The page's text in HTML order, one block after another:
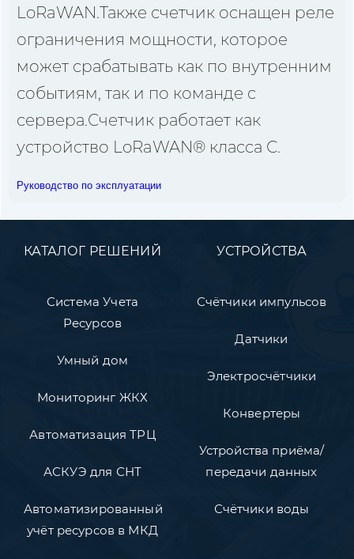
LoRaWAN.Также счетчик оснащен реле
ограничения мощности, которое
может срабатывать как по внутренним
событиям, так и по команде с
сервера.Счетчик работает как
устройство LoRaWAN® класса С.
Руководство по эксплуатации
КАТАЛОГ РЕШЕНИЙ
Система Учета
Ресурсов
Умный дом
Мониторинг ЖКХ
Автоматизация ТРЦ
АСКУЭ для СНТ
Автоматизированный
учёт ресурсов в МКД
УСТРОЙСТВА
Счётчики импульсов
Датчики
Электросчётчики
Конвертеры
Устройства приёма/
передачи данных
Счётчики воды